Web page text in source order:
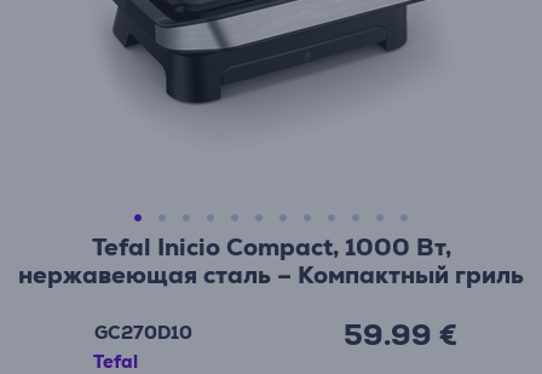
Tefal Inicio Compact, 1000 Вт,
нержавеющая сталь – Компактный гриль
GC270D10
Tefal
59.99 €